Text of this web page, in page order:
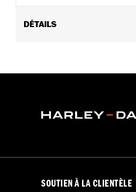
DÉTAILS
éclair à double sens sur le
SOUTIEN À LA CLIENTÈLE